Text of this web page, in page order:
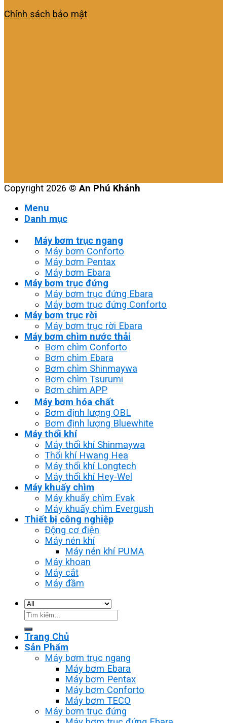
Chính sách bảo mật
Copyright 2026 © An Phú Khánh
Menu
Danh mục
Máy bơm trục ngang
Máy bơm Conforto
Máy bơm Pentax
Máy bơm Ebara
Máy bơm trục đứng
Máy bơm trục đứng Ebara
Máy bơm trục đứng Conforto
Máy bơm trục rời
Máy bơm trục rời Ebara
Máy bơm chìm nước thải
Bơm chìm Conforto
Bơm chìm Ebara
Bơm chìm Shinmaywa
Bơm chìm Tsurumi
Bơm chìm APP
Máy bơm hóa chất
Bơm định lượng OBL
Bơm định lượng Bluewhite
Máy thổi khí
Máy thổi khí Shinmaywa
Thổi khí Hwang Hea
Máy thổi khí Longtech
Máy thổi khí Hey-Wel
Máy khuấy chìm
Máy khuấy chìm Evak
Máy khuấy chìm Evergush
Thiết bị công nghiệp
Động cơ điện
Máy nén khí
Máy nén khí PUMA
Máy khoan
Máy cắt
Máy đầm
Tìm
Trang Chủ
Sản Phẩm
Máy bơm trục ngang
Máy bơm Ebara
Máy bơm Pentax
Máy bơm Conforto
Máy bơm TECO
Máy bơm trục đứng